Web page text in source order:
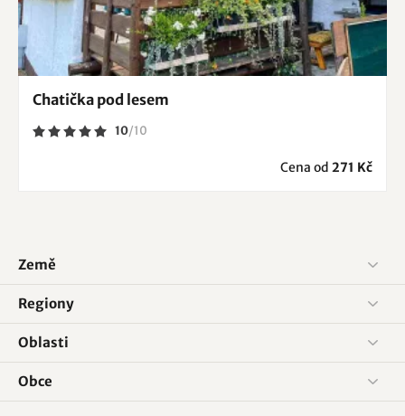
Chatička pod lesem
10/10
Cena od 271 Kč
Země
Regiony
Oblasti
Obce